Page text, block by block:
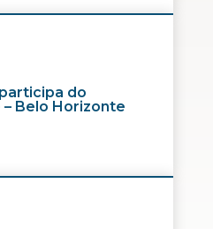
do
Belo Horizonte